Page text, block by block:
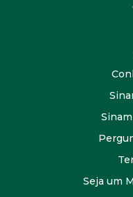
Seja um